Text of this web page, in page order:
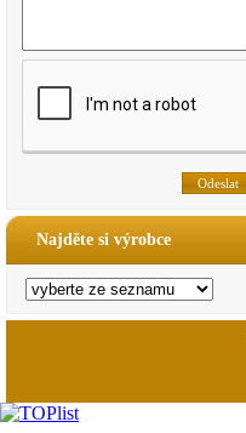
Najděte si výrobce